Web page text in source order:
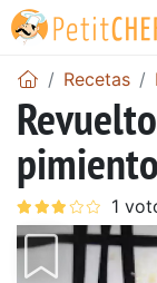
Recetas